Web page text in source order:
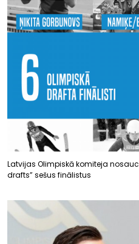
Latvijas Olimpiskā komiteja
drafts” sešus finālistus